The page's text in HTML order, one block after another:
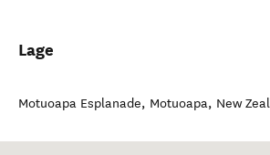
Lage
Motuoapa Esplanade, Motuoapa, New